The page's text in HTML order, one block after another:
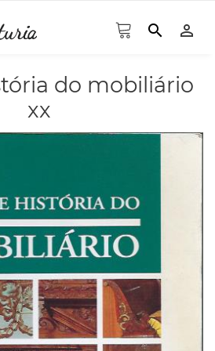
search person_outline
do mobiliário
xx